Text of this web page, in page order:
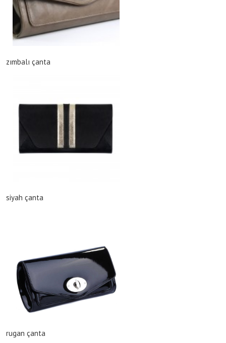
zımbalı çanta
siyah çanta
rugan çanta